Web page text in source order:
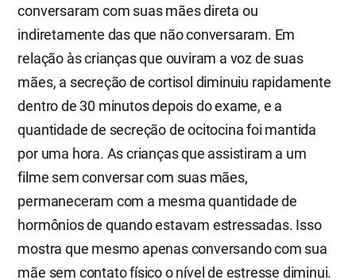
conversaram com suas mães direta ou
indiretamente das que não conversaram. Em
relação às crianças que ouviram a voz de suas
mães, a secreção de cortisol diminuiu rapidamente
dentro de 30 minutos depois do exame, e a
quantidade de secreção de ocitocina foi mantida
por uma hora. As crianças que assistiram a um
filme sem conversar com suas mães,
permaneceram com a mesma quantidade de
hormônios de quando estavam estressadas. Isso
mostra que mesmo apenas conversando com sua
mãe sem contato físico o nível de estresse diminui.